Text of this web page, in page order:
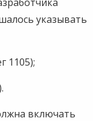
указывать
1105);
включать